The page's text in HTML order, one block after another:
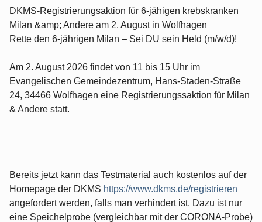
DKMS-Registrierungsaktion für 6-jähigen krebskranken
Milan &amp; Andere am 2. August in Wolfhagen
Rette den 6-jährigen Milan – Sei DU sein Held (m/w/d)!
Am 2. August 2026 findet von 11 bis 15 Uhr im
Evangelischen Gemeindezentrum, Hans-Staden-Straße
24, 34466 Wolfhagen eine Registrierungssaktion für Milan
& Andere statt.
Bereits jetzt kann das Testmaterial auch kostenlos auf der
Homepage der DKMS https://www.dkms.de/registrieren
angefordert werden, falls man verhindert ist. Dazu ist nur
eine Speichelprobe (vergleichbar mit der CORONA-Probe)